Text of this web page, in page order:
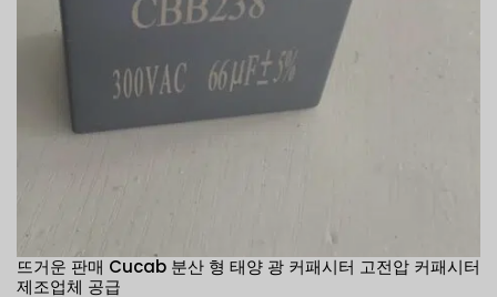
뜨거운 판매 Cucab 분산 형 태양 광 커패시터 고전압 커패시터
제조업체 공급